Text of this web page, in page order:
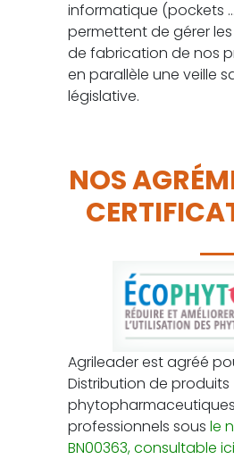
informatique (pockets
permettent de gérer
de fabrication de nos
en parallèle une veille
législative.
NOS
Agrileader est agréé
Distribution de produits
professionnels sous le
BN00363, consultable ici